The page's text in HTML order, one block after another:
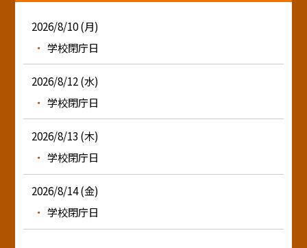
2026/8/10 (月)
学校閉庁日
2026/8/12 (水)
学校閉庁日
2026/8/13 (木)
学校閉庁日
2026/8/14 (金)
学校閉庁日